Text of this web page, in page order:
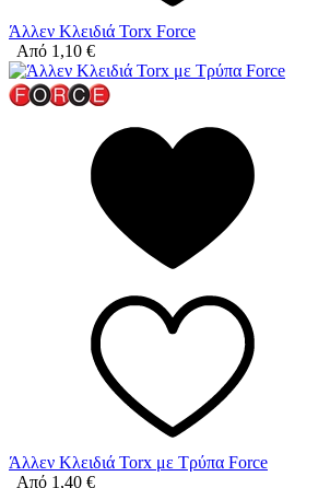
Άλλεν Κλειδιά Torx Force
Από 1,10 €
Άλλεν Κλειδιά Torx με Τρύπα Force
Από 1,40 €